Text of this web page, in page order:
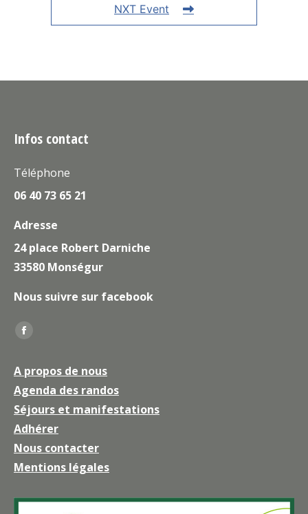
NXT Event
Infos contact
Téléphone
06 40 73 65 21
Adresse
24 place Robert Darniche
33580 Monségur
Nous suivre sur facebook
Trouvez nous sur :
La
Facebook
s'ouvre
dans
une
nouvelle
fenêtre
A propos de nous
Agenda des randos
Séjours et manifestations
Adhérer
Nous contacter
Mentions légales